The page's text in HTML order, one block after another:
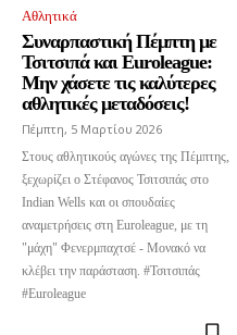
Αθλητικά
Συναρπαστική Πέμπτη με
Τσιτσιπά και Euroleague:
Μην χάσετε τις καλύτερες
αθλητικές μεταδόσεις!
Πέμπτη, 5 Μαρτίου 2026
Στους αθλητικούς αγώνες της Πέμπτης,
ξεχωρίζει ο Στέφανος Τσιτσιπάς στο
Indian Wells και οι σπουδαίες
αναμετρήσεις στη Euroleague, με τη
"μάχη" Φενερμπαχτσέ - Μονακό να
κλέβει την παράσταση. #Τσιτσιπάς
#Euroleague